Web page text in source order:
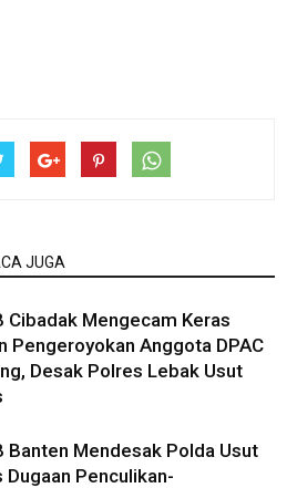
JUGA
Cibadak Mengecam Keras
Pengeroyokan Anggota DPAC
Desak Polres Lebak Usut
Banten Mendesak Polda Usut
Dugaan Penculikan-